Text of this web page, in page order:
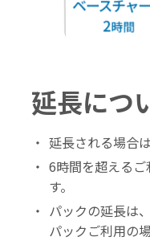
延長につ
延長される場合
6時間を超える
す。
パックの延長は
パックご利用の